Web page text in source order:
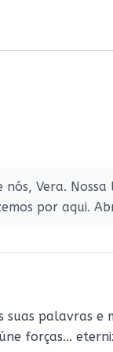
Vera.
por aqui.
palavras e
forças...